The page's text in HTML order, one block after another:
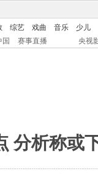
综艺 戏曲 音乐
少儿
国 赛事直播 央视
分析称或